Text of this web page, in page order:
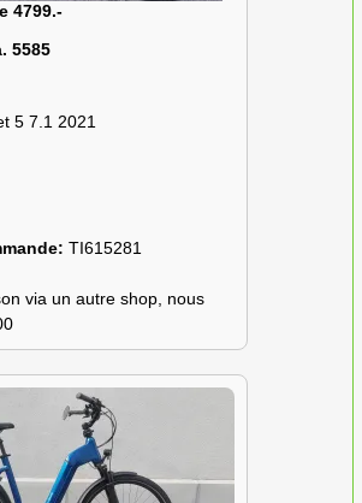
4799.-
5585
5 7.1 2021
TI615281
via un autre shop, nous